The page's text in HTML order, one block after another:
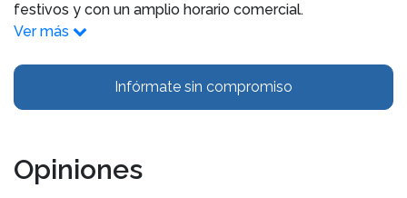
festivos y con un amplio horario comercial.
Ver más
Infórmate sin compromiso
Opiniones